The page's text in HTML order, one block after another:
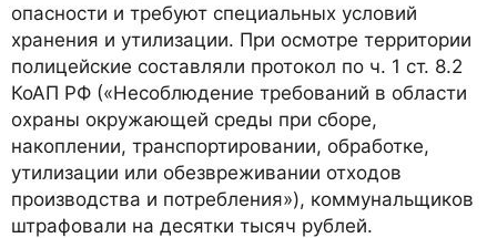
опасности и требуют специальных условий
хранения и утилизации. При осмотре территории
полицейские составляли протокол по ч. 1 ст. 8.2
КоАП РФ («Несоблюдение требований в области
охраны окружающей среды при сборе,
накоплении, транспортировании, обработке,
утилизации или обезвреживании отходов
производства и потребления»), коммунальщиков
штрафовали на десятки тысяч рублей.